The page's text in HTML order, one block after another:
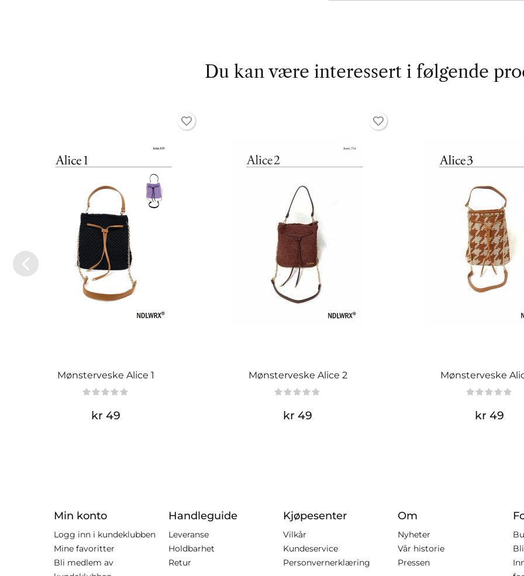
Du kan være interessert i følgende
Mønsterveske Alice 1
kr 49
Mønsterveske Alice 2
kr 49
Mønsterveske
kr 49
Min konto
Logg inn i kundeklubben
Mine favoritter
Bli medlem av
Handleguide
Leveranse
Holdbarhet
Retur
Kjøpesenter
Vilkår
Kundeservice
Personvernerklæring
Om
Nyheter
Vår historie
Pressen